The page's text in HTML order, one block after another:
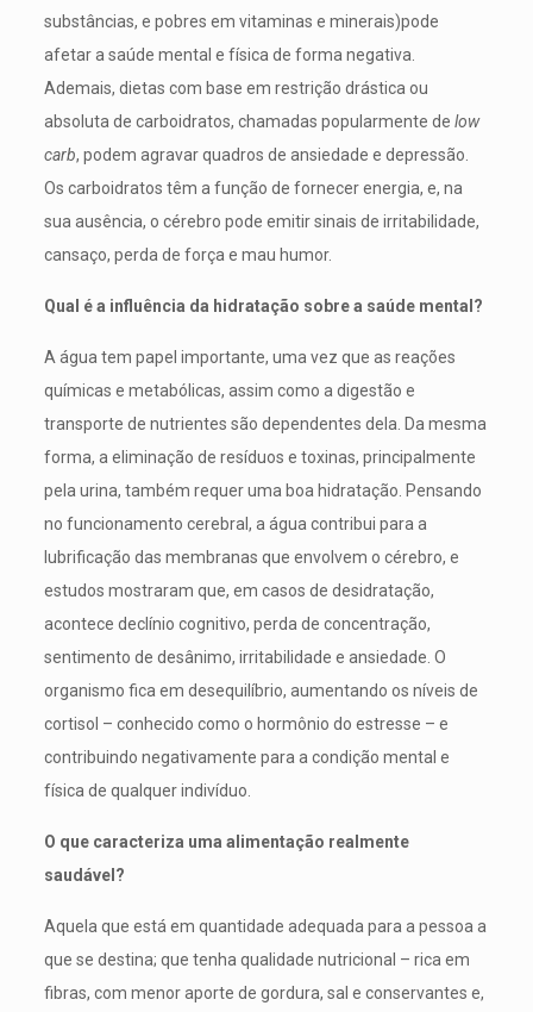
substâncias, e pobres em vitaminas e minerais)pode
afetar a saúde mental e física de forma negativa.
Ademais, dietas com base em restrição drástica ou
absoluta de carboidratos, chamadas popularmente de low
carb, podem agravar quadros de ansiedade e depressão.
Os carboidratos têm a função de fornecer energia, e, na
sua ausência, o cérebro pode emitir sinais de irritabilidade,
cansaço, perda de força e mau humor.
Qual é a influência da hidratação sobre a saúde mental?
A água tem papel importante, uma vez que as reações
químicas e metabólicas, assim como a digestão e
transporte de nutrientes são dependentes dela. Da mesma
forma, a eliminação de resíduos e toxinas, principalmente
pela urina, também requer uma boa hidratação. Pensando
no funcionamento cerebral, a água contribui para a
lubrificação das membranas que envolvem o cérebro, e
estudos mostraram que, em casos de desidratação,
acontece declínio cognitivo, perda de concentração,
sentimento de desânimo, irritabilidade e ansiedade. O
organismo fica em desequilíbrio, aumentando os níveis de
cortisol – conhecido como o hormônio do estresse – e
contribuindo negativamente para a condição mental e
física de qualquer indivíduo.
O que caracteriza uma alimentação realmente
saudável?
Aquela que está em quantidade adequada para a pessoa a
que se destina; que tenha qualidade nutricional – rica em
fibras, com menor aporte de gordura, sal e conservantes e,